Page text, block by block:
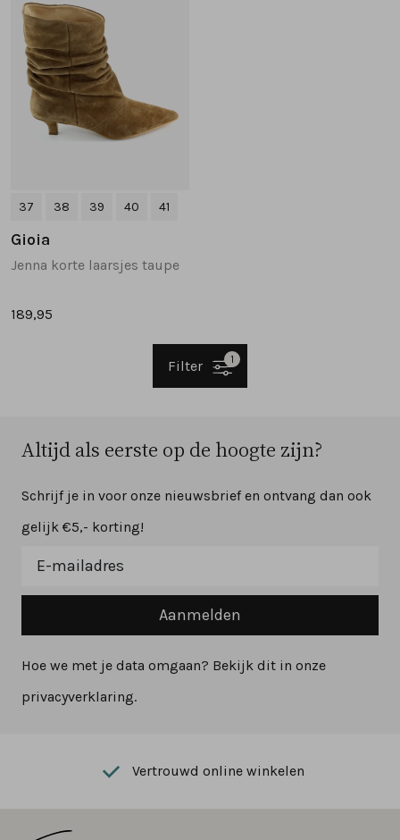
37 38 39 40 41
Gioia
Jenna korte laarsjes taupe
189,95
1
Filter
Altijd als eerste op de hoogte zijn?
Schrijf je in voor onze nieuwsbrief en ontvang dan ook
gelijk €5,- korting!
Aanmelden
Hoe we met je data omgaan? Bekijk dit in onze
privacyverklaring.
Vertrouwd online winkelen